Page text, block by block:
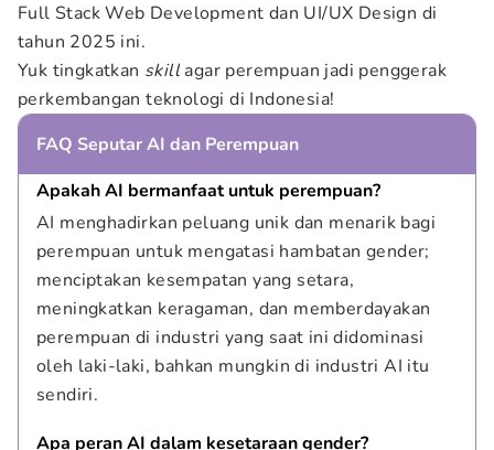
Full Stack Web Development dan UI/UX Design di
tahun 2025 ini.
Yuk tingkatkan skillagar perempuan jadi penggerak
perkembangan teknologi di Indonesia!
FAQ Seputar AI dan Perempuan
Apakah AI bermanfaat untuk perempuan?
AI menghadirkan peluang unik dan menarik bagi
perempuan untuk mengatasi hambatan gender;
menciptakan kesempatan yang setara,
meningkatkan keragaman, dan memberdayakan
perempuan di industri yang saat ini didominasi
oleh laki-laki, bahkan mungkin di industri AI itu
sendiri.
Apa peran AI dalam kesetaraan gender?